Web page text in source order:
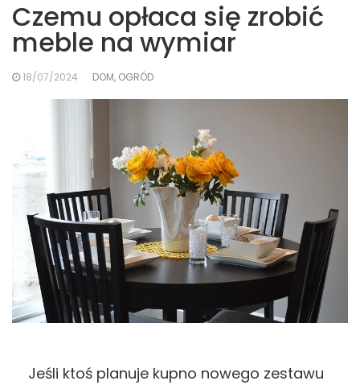
Czemu opłaca się zrobić
meble na wymiar
18/07/2024 DOM, OGRÓD
Jeśli ktoś planuje kupno nowego zestawu